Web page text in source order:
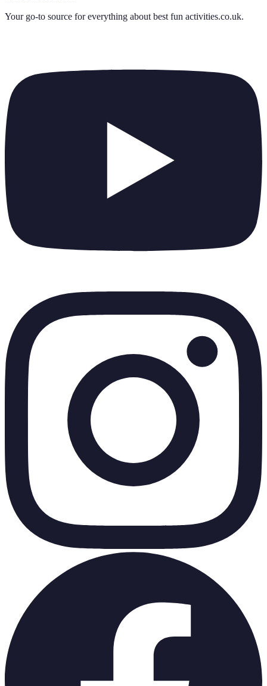
Your go-to source for everything about best fun activities.co.uk.